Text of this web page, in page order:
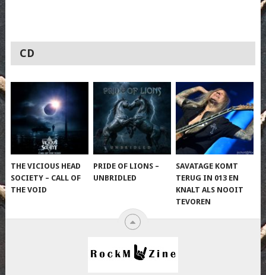
CD
THE VICIOUS HEAD
SOCIETY – CALL OF
THE VOID
PRIDE OF LIONS –
UNBRIDLED
SAVATAGE KOMT
TERUG IN 013 EN
KNALT ALS NOOIT
TEVOREN